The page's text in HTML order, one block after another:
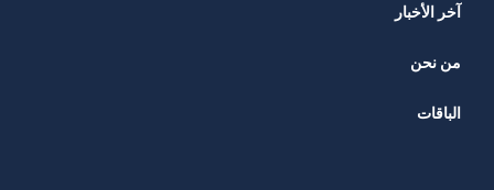
آخر الأخبار
من نحن
الباقات